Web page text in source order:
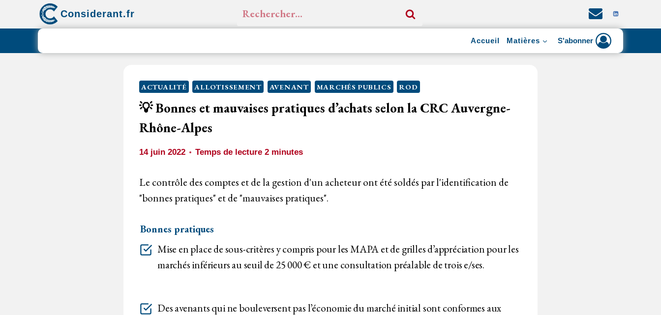
Considerant.fr Rechercher :
Accueil Matières S'abonner
ACTUALITÉ ALLOTISSEMENT AVENANT MARCHÉS PUBLICS ROD
💡 Bonnes et mauvaises pratiques d’achats selon la CRC Auvergne-
Rhône-Alpes
14 juin 2022 Temps de lecture 2 minutes
Le contrôle des comptes et de la gestion d'un acheteur ont été soldés par l'identification de
"bonnes pratiques" et de "mauvaises pratiques".
Bonnes pratiques
Mise en place de sous-critères y compris pour les MAPA et de grilles d’appréciation pour les
marchés inférieurs au seuil de 25 000 € et une consultation préalable de trois e/ses.
Des avenants qui ne bouleversent pas l’économie du marché initial sont conformes aux